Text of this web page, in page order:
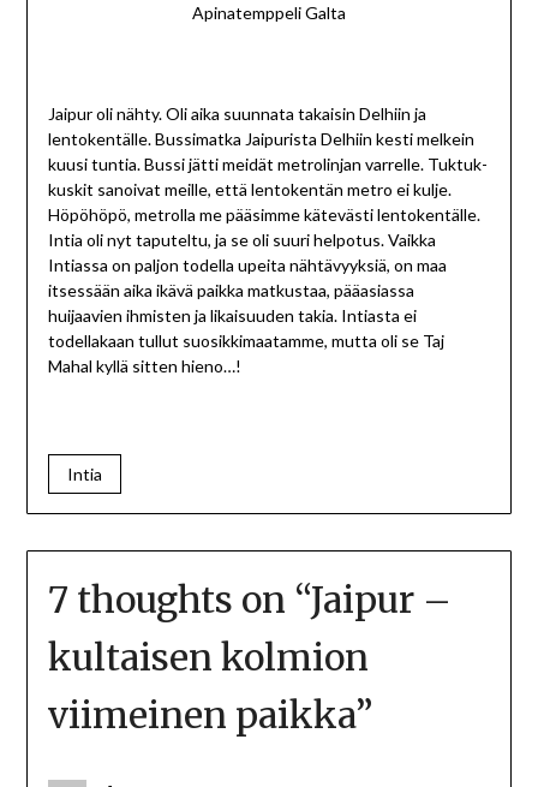
Apinatemppeli Galta
Jaipur oli nähty. Oli aika suunnata takaisin Delhiin ja
lentokentälle. Bussimatka Jaipurista Delhiin kesti melkein
kuusi tuntia. Bussi jätti meidät metrolinjan varrelle. Tuktuk-
kuskit sanoivat meille, että lentokentän metro ei kulje.
Höpöhöpö, metrolla me pääsimme kätevästi lentokentälle.
Intia oli nyt taputeltu, ja se oli suuri helpotus. Vaikka
Intiassa on paljon todella upeita nähtävyyksiä, on maa
itsessään aika ikävä paikka matkustaa, pääasiassa
huijaavien ihmisten ja likaisuuden takia. Intiasta ei
todellakaan tullut suosikkimaatamme, mutta oli se Taj
Mahal kyllä sitten hieno…!
Intia
7 thoughts on “Jaipur –
kultaisen kolmion
viimeinen paikka”